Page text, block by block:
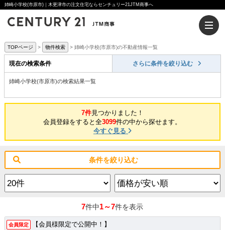
姉崎小学校(市原市)｜木更津市の注文住宅ならセンチュリー21JTM商事へ
TOPページ 物件検索 姉崎小学校(市原市)の不動産情報一覧
現在の検索条件 さらに条件を絞り込む
姉崎小学校(市原市)の検索結果一覧
7件見つかりました！
会員登録をすると全3099件の中から探せます。
今すぐ見る
条件を絞り込む
7件中1～7件を表示
会員限定 【会員様限定で公開中！】